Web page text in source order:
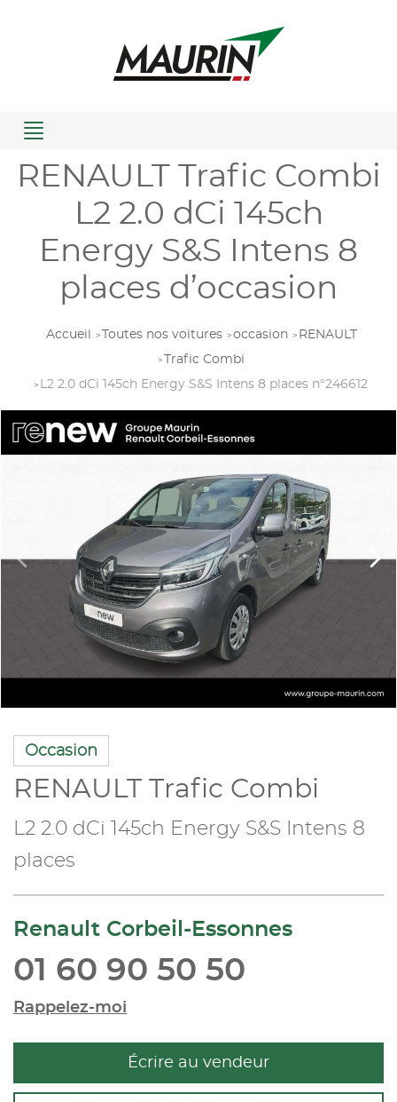
Menu
RENAULT Trafic Combi
L2 2.0 dCi 145ch
Energy S&S Intens 8
places d’occasion
Accueil Toutes nos voitures occasion
RENAULT
Trafic Combi
L2 2.0 dCi 145ch Energy S&S Intens 8 places n°246612
Occasion
RENAULT Trafic Combi
L2 2.0 dCi 145ch Energy S&S Intens 8
places
Renault Corbeil-Essonnes
01 60 90 50 50
Rappelez-moi
Écrire au vendeur